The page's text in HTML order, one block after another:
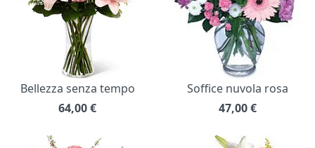
Bellezza senza tempo
64,00€
Soffice nuvola rosa
47,00€